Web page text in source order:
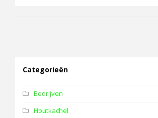
Categorieën
Bedrijven
Houtkachel